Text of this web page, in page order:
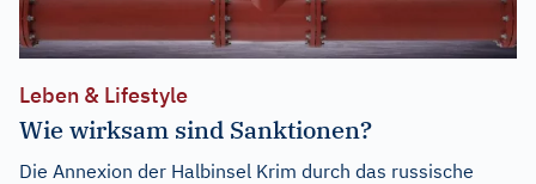
Leben & Lifestyle
Wie wirksam sind Sanktionen?
Die Annexion der Halbinsel Krim durch das russische